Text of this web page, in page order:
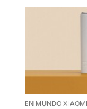
EN MUNDO XIAOMI